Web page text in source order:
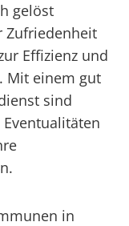
gelöst
Zufriedenheit
Effizienz und
Mit einem gut
sind
in